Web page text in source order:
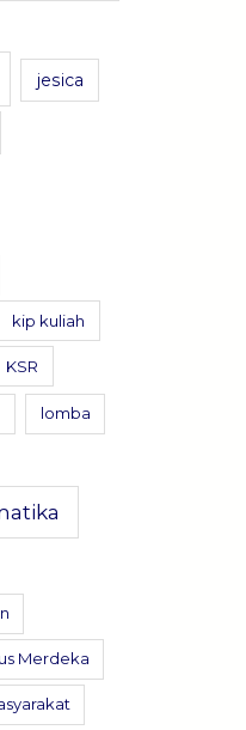
jesica
kip kuliah
KSR
lomba
Merdeka